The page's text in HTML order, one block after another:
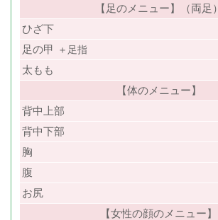
【足のメニュー】（両足）
ひざ下
足の甲
＋足指
太もも
【体のメニュー】
背中上部
背中下部
胸
腹
お尻
【女性の顔のメニュー】